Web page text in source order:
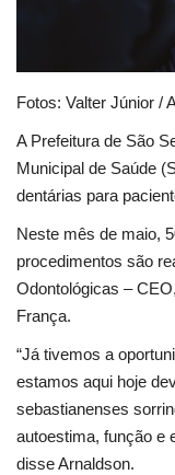
Saúde
Language
portugues
Fotos: Valter Júnior /
A Prefeitura de São
Municipal de Saúde
dentárias para
Neste mês de maio,
procedimentos são
Odontológicas –
França.
“Já tivemos a
estamos aqui hoje
sebastianenses
autoestima, função e
disse Arnaldson.